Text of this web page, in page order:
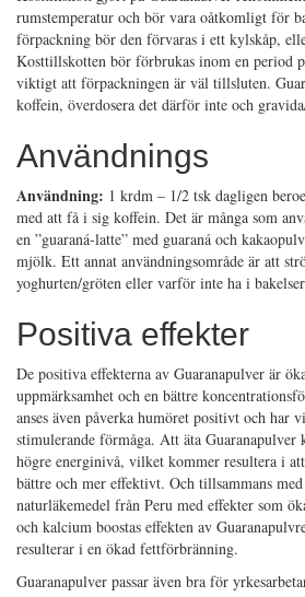
rumstemperatur och bör vara oåtkomligt för
förpackning bör den förvaras i ett kylskåp,
Kosttillskotten bör förbrukas inom en period
viktigt att förpackningen är väl tillsluten.
koffein, överdosera det därför inte och
Användnings
Användning: 1 krdm – 1/2 tsk dagligen
med att få i sig koffein. Det är många som
en ”guaraná-latte” med guaraná och
mjölk. Ett annat användningsområde är att
yoghurten/gröten eller varför inte ha i
Positiva effekter
De positiva effekterna av Guaranapulver är
uppmärksamhet och en bättre
anses även påverka humöret positivt och har
stimulerande förmåga. Att äta Guaranapulver
högre energinivå, vilket kommer resultera i
bättre och mer effektivt. Och tillsammans
naturläkemedel från Peru med effekter som
och kalcium boostas effekten av
resulterar i en ökad fettförbränning.
Guaranapulver passar även bra för